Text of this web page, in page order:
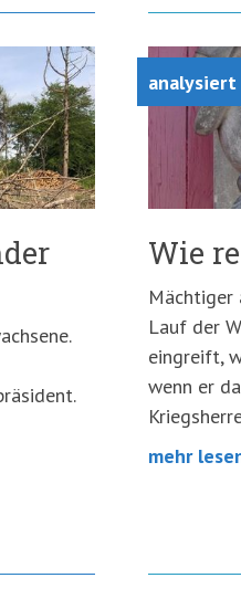
analysiert
Wie
Mächtiger
Lauf der
eingreift,
wenn er
mehr